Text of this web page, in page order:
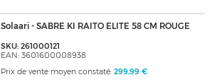
Solaari - SABRE KI RAITO ELITE 58 CM ROUGE
SKU: 261000121
EAN: 3601600008938
Prix de vente moyen constaté: 299,99 €